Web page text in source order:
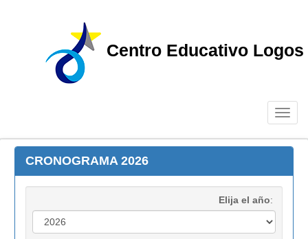
Centro Educativo Logos
CRONOGRAMA 2026
Elija el año: